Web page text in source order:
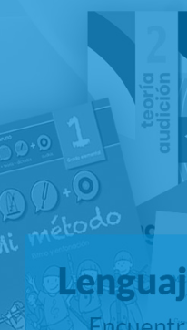
Y Boquillero Clarinete
Tradition L-80 Plateada
Y LO RECIBIRÁS AL DIA SIGUIENTE
HORAS PENINSULA